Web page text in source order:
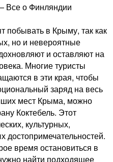
Все о Финляндии
побывать в Крыму, так как
но и невероятные
и оставляют на
Многие туристы
в эти края, чтобы
заряд на весь
мест Крыма, можно
Коктебель. Этот
культурных,
достопримечательностей.
время остановиться в
найти подходящее